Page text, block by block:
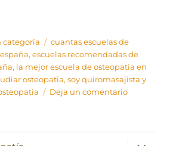
categoría Etiquetas
cuantas escuelas de
,escuelas recomendadas de
, la mejor escuela de osteopatia en
osteopatia,soy quiromasajista y
Deja un comentarioen
expande